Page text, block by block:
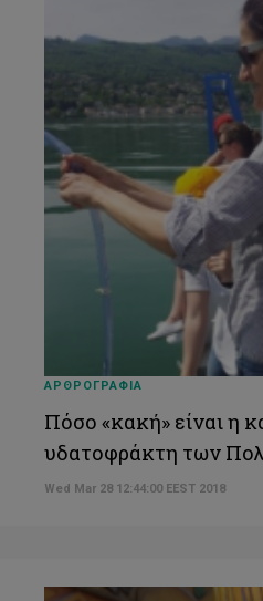
ΑΡΘΡΟΓΡΑΦΙΑ
Πόσο «κακή» είναι η
υδατοφράκτη των
Wed Mar 28 12:44:00 EEST 2018